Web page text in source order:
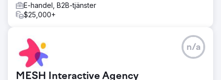
E-handel, B2B-tjänster
$25,000+
MESH Interactive Agency
n/a